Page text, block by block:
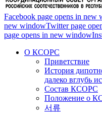
Facebook page opens in new
new windowTwitter page
page opens in new window
О КСОРС
Приветствие
История
далеко вглубь
Состав КСОРС
Положение о
서류